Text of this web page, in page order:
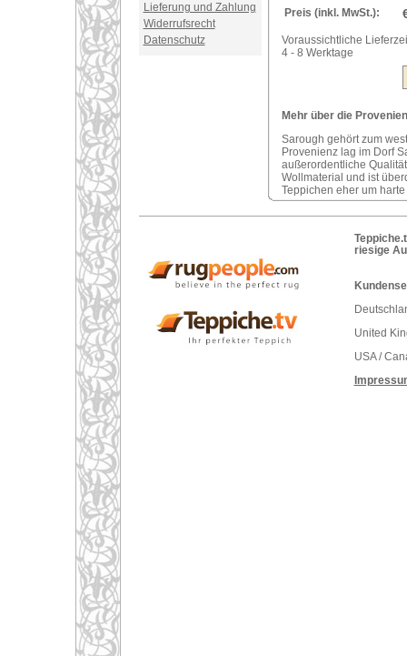
Lieferung und Zahlung
Widerrufsrecht
Datenschutz
Preis (inkl. MwSt.):
Voraussichtliche
4 - 8 Werktage
Mehr über die
Sarough gehört zum
Provenienz lag im Dorf
außerordentliche
Wollmaterial und ist
Teppichen eher um
riesige
United
USA /